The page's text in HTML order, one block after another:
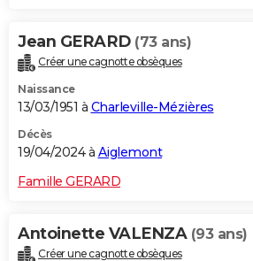
Jean GERARD (73 ans)
Créer une cagnotte obsèques
Naissance
13/03/1951 à Charleville-Mézières
Décès
19/04/2024 à Aiglemont
Famille GERARD
Antoinette VALENZA (93 ans)
Créer une cagnotte obsèques